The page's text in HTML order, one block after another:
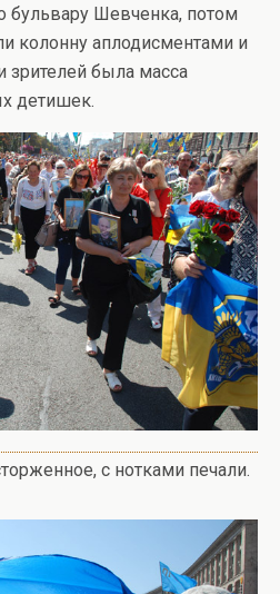
бульвару Шевченка, потом
колонну аплодисментами и
зрителей была масса
детишек.
с нотками печали.